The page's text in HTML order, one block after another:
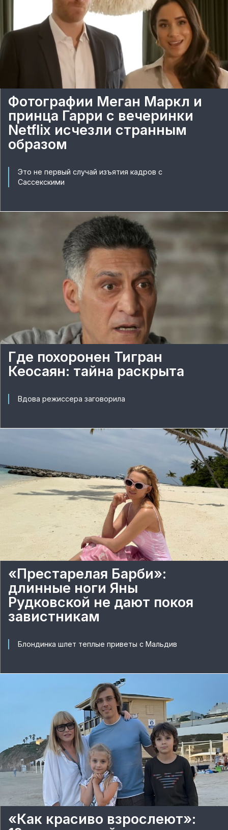
Фотографии Меган Маркл и
принца Гарри с вечеринки
Netflix исчезли странным
образом
Это не первый случай изъятия кадров с
Сассекскими
Где похоронен Тигран
Кеосаян: тайна раскрыта
Вдова режиссера заговорила
«Престарелая Барби»:
длинные ноги Яны
Рудковской не дают покоя
завистникам
Блондинка шлет теплые приветы с Мальдив
«Как красиво взрослеют»: